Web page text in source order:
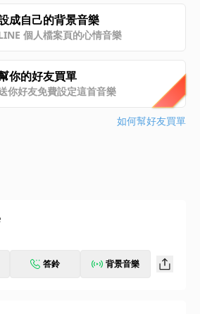
成自己的背景音樂
個人檔案頁的心情音樂
你的好友買單
你好友免費設定這首音樂
如何幫好友買單
答鈴 背景音樂